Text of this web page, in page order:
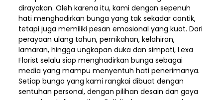
dirayakan. Oleh karena itu, kami dengan sepenuh
hati menghadirkan bunga yang tak sekadar cantik,
tetapi juga memiliki pesan emosional yang kuat. Dari
perayaan ulang tahun, pernikahan, kelahiran,
lamaran, hingga ungkapan duka dan simpati, Lexa
Florist selalu siap menghadirkan bunga sebagai
media yang mampu menyentuh hati penerimanya.
Setiap bunga yang kami rangkai dibuat dengan
sentuhan personal, dengan pilihan desain dan gaya